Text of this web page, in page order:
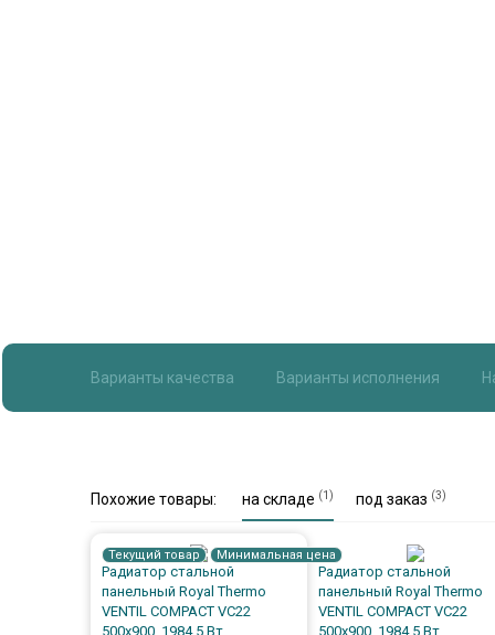
Варианты качества Варианты исполнения
Похожие товары: на складе (1) под заказ (3)
Текущий товар Минимальная цена
Радиатор стальной
панельный Royal Thermo
VENTIL COMPACT VC22
500x900, 1984,5 Вт
Радиатор стальной
панельный Royal Thermo
VENTIL COMPACT VC22
500x900, 1984,5 Вт